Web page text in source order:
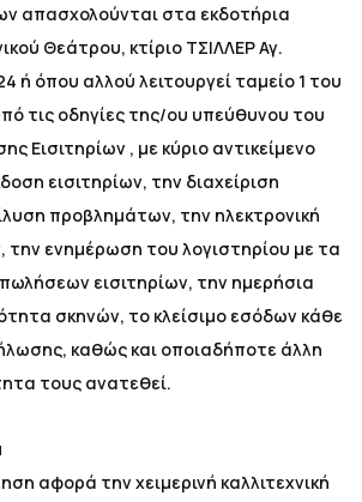
απασχολούνται στα εκδοτήρια
Θεάτρου, κτίριο ΤΣΙΛΛΕΡ Αγ.
ή όπου αλλού λειτουργεί ταμείο 1 του
τις οδηγίες της/ου υπεύθυνου του
Εισιτηρίων , με κύριο αντικείμενο
εισιτηρίων, την διαχείριση
προβλημάτων, την ηλεκτρονική
την ενημέρωση του λογιστηρίου με τα
εισιτηρίων, την ημερήσια
σκηνών, το κλείσιμο εσόδων κάθε
καθώς και οποιαδήποτε άλλη
τους ανατεθεί.
αφορά την χειμερινή καλλιτεχνική